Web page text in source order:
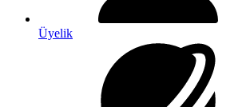
Üyelik